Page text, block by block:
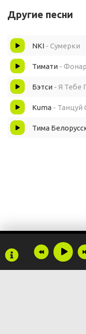
Другие песни
NKI - Сумерки
Тимати -
Бэтси - Я Тебе
Kuma - Танцуй
Тима